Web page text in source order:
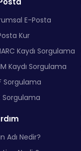
E-Posta
Kur
Kaydı Sorgulama
Kaydı Sorgulama
Sorgulama
Sorgulama
Adı Nedir?